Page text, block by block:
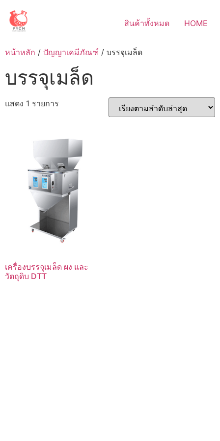
content
สินค้าทั้งหมด HOME
หน้าหลัก / ปัญญาเคมีภัณฑ์ / บรรจุเมล็ด
บรรจุเมล็ด
แสดง 1 รายการ
เครื่องบรรจุเมล็ด ผง และ
วัตถุดิบ DTT